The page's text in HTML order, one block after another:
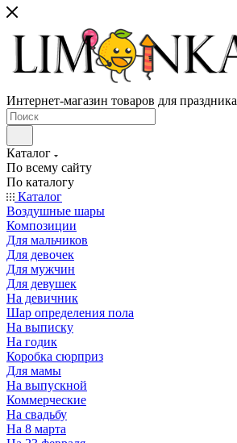
Интернет-магазин товаров для праздника
Каталог
По всему сайту
По каталогу
Каталог
Воздушные шары
Композиции
Для мальчиков
Для девочек
Для мужчин
Для девушек
На девичник
Шар определения пола
На выписку
На годик
Коробка сюрприз
Для мамы
На выпускной
Коммерческие
На свадьбу
На 8 марта